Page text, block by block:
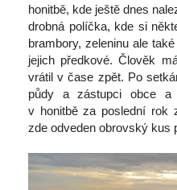
honitbě, kde ještě dnes
drobná políčka, kde si
brambory, zeleninu ale
jejich předkové. Člověk
vrátil v čase zpět. Po
půdy a zástupci obce
v honitbě za poslední rok
zde odveden obrovský kus